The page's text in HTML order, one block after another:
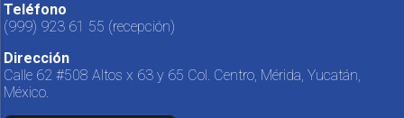
Teléfono
(999) 923 61 55 (recepción)
Dirección
Calle 62 #508 Altos x 63 y 65 Col. Centro, Mérida, Yucatán,
México.